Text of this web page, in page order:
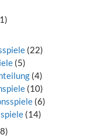
(22)
(5)
(4)
(10)
(6)
(14)